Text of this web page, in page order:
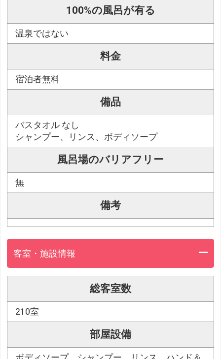
100%の風呂が有る
温泉ではない
料金
宿泊者無料
備品
バスタオル なし
シャンプー、リンス、ボディソープ
風呂場のバリアフリー
無
備考
客室・施設情報
総客室数
210室
部屋設備